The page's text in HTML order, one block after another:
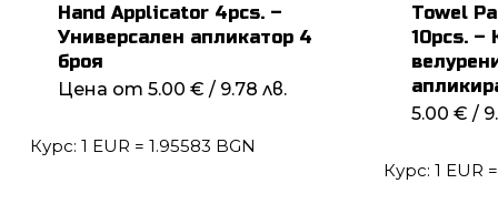
Hand Applicator 4pcs. –
Универсален апликатор 4
броя
Цена от 5.00 € / 9.78 лв.
Курс: 1 EUR = 1.95583 BGN
Towel
10pcs. –
5.00€ /
Курс: 1 EUR